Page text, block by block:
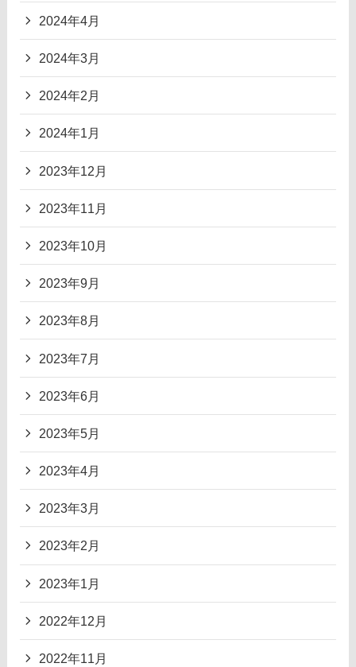
2024年4月
2024年3月
2024年2月
2024年1月
2023年12月
2023年11月
2023年10月
2023年9月
2023年8月
2023年7月
2023年6月
2023年5月
2023年4月
2023年3月
2023年2月
2023年1月
2022年12月
2022年11月